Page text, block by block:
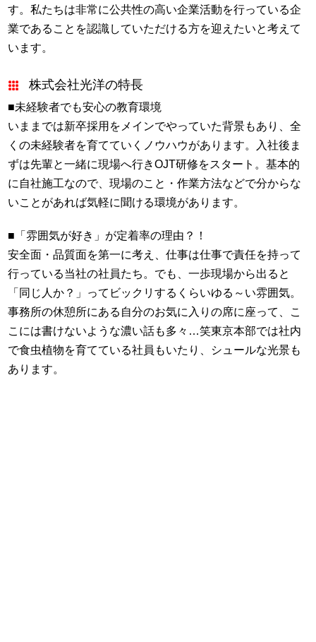
す。私たちは非常に公共性の高い企業活動を行っている企
業であることを認識していただける方を迎えたいと考えて
います。
株式会社光洋の特長
■未経験者でも安心の教育環境
いままでは新卒採用をメインでやっていた背景もあり、全
くの未経験者を育てていくノウハウがあります。入社後ま
ずは先輩と一緒に現場へ行きOJT研修をスタート。基本的
に自社施工なので、現場のこと・作業方法などで分からな
いことがあれば気軽に聞ける環境があります。
■「雰囲気が好き」が定着率の理由？！
安全面・品質面を第一に考え、仕事は仕事で責任を持って
行っている当社の社員たち。でも、一歩現場から出ると
「同じ人か？」ってビックリするくらいゆる～い雰囲気。
事務所の休憩所にある自分のお気に入りの席に座って、こ
こには書けないような濃い話も多々…笑東京本部では社内
で食虫植物を育てている社員もいたり、シュールな光景も
あります。